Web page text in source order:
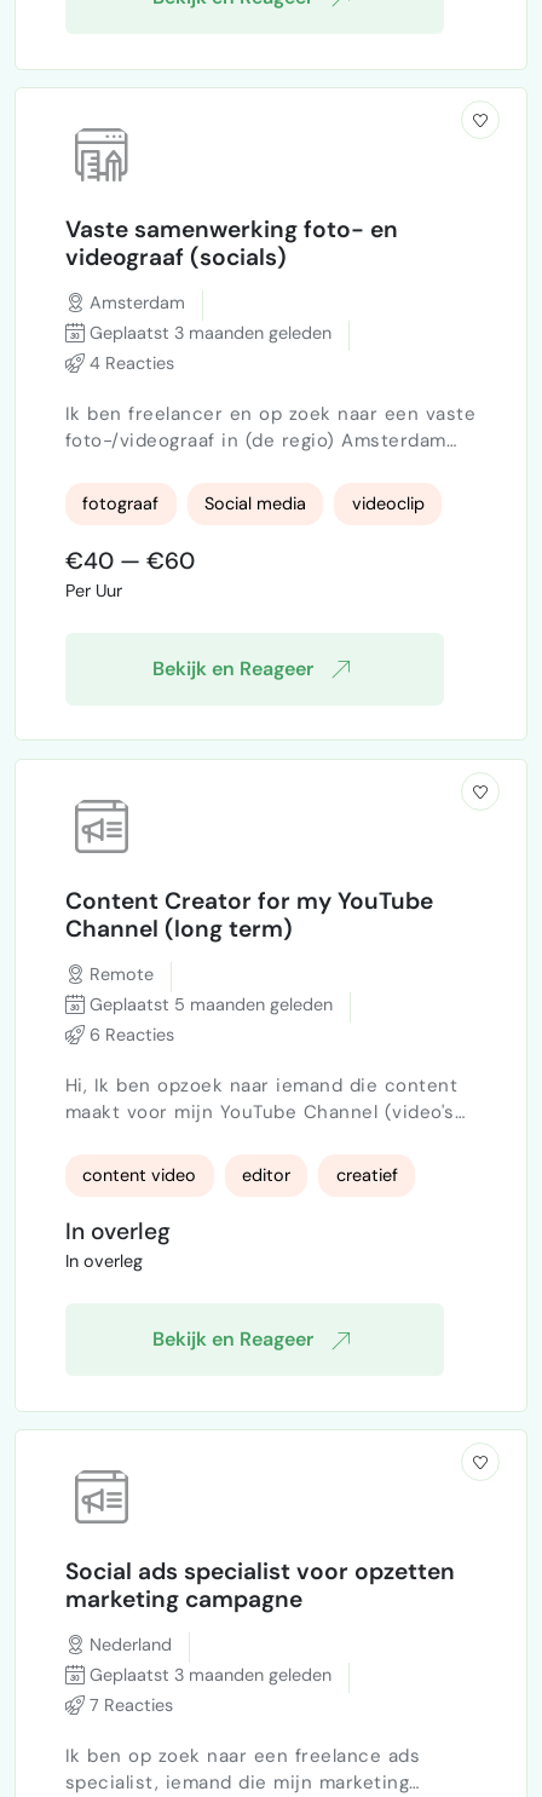
Vaste samenwerking foto- en
videograaf (socials)
Amsterdam
Geplaatst 3 maanden geleden
4 Reacties
Ik ben freelancer en op zoek naar een vaste
foto-/videograaf in (de regio) Amsterdam
vastleggen. De content is voornamelijk
bedoeld voor social media: spontane foto’s
en eventueel korte video-opnames. Het
gaat meestal om korte opdrachten van één
tot twee uur. Ik ben werkzaam als grafisch
fotograaf Social media videoclip
€40 — €60
Per Uur
Bekijk en Reageer
Content Creator for my YouTube
Channel (long term)
Remote
Geplaatst 5 maanden geleden
6 Reacties
Hi, Ik ben opzoek naar iemand die content
maakt voor mijn YouTube Channel (video's
Channel heeft 1700 abonnees en bevat
video's bestemmingen. Als het u
interesseert graag seintje. Er zit veel
potentieel in mijn kanaal. Heb graag hulp
content video editor creatief
In overleg
In overleg
Bekijk en Reageer
Social ads specialist voor opzetten
marketing campagne
Nederland
Geplaatst 3 maanden geleden
7 Reacties
Ik ben op zoek naar een freelance ads
specialist, iemand die mijn marketing